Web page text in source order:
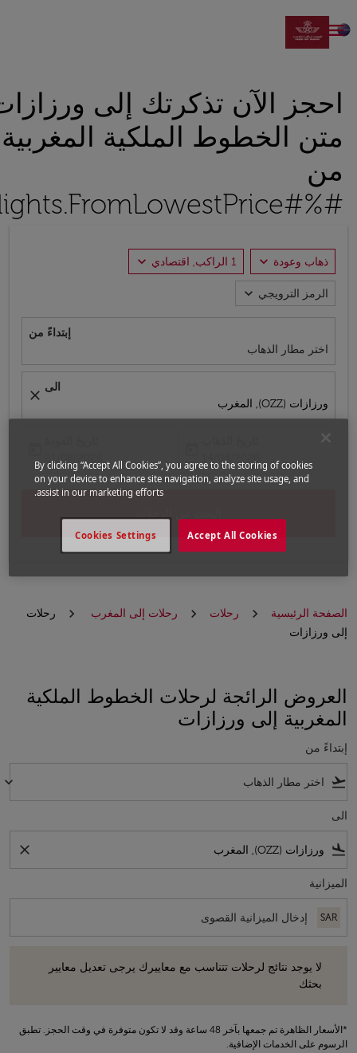

احجز الآن تذكرتك إلى
متن الخطوط الملكية المغربية
من
#%#Flights.FromLowestPrice#%#
ذهاب وعودة expand_more 1 الراكب, اقتصادي expand_more
الرمز الترويجي expand_more
إبتداءً من
اختر مطار الذهاب
الى
ورزازات (OZZ), المغرب
close
14/08/2026
21/08/2026
الصفحة الرئيسية رحلات رحلات إلى المغرب
رحلات
إلى ورزازات
العروض الرائجة لرحلات الخطوط الملكية
المغربية إلى ورزازات
إبتداءً من
flight_takeoff
keyboard_arrow_down
الى
flight_land
close
الميزانية
SAR
لا يوجد نتائج لرحلات تتناسب مع معاييرك يرجى تعديل معايير
بحثك
*الأسعار الظاهرة تم جمعها بآخر 48 ساعة وقد لا تكون متوفرة في وقت الحجز. تطبق
الرسوم على الخدمات الإضافية.
By clicking “Accept All Cookies”, you agree to the storing of cookies
on your device to enhance site navigation, analyze site usage, and
assist in our marketing efforts.
Accept All Cookies
Cookies Settings